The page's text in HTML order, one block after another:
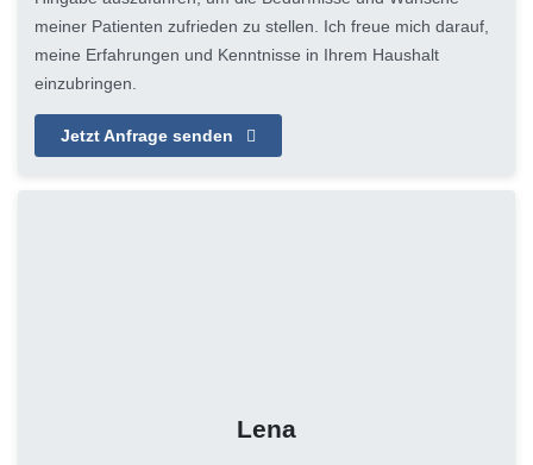
meiner Patienten zufrieden zu stellen. Ich freue mich darauf,
meine Erfahrungen und Kenntnisse in Ihrem Haushalt
einzubringen.
Jetzt Anfrage senden
Lena